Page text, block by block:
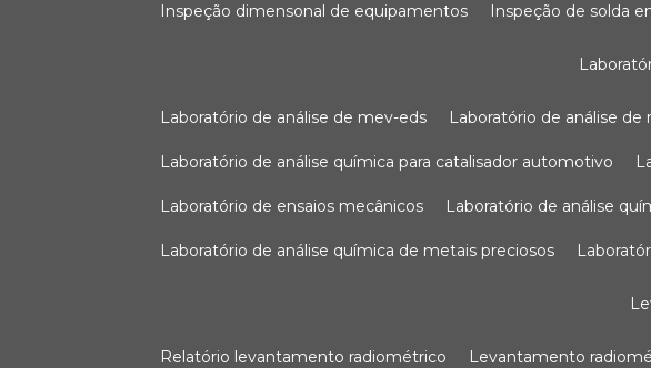
inspeção dimensonal de equipamentos inspeção de solda
laboratório de análise de mev-eds laboratório de análise de
laboratório de análise química para catalisador automotivo
laboratório de ensaios mecânicos laboratório de análise
laboratório de análise química de metais preciosos
relatório levantamento radiométrico levantamento